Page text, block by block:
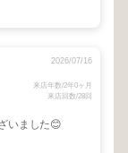
2026/07/16
来店年数/2年0ヶ月
来店回数/28回
いました😊